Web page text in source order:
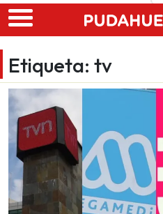
Skip to main content
Etiqueta: tv